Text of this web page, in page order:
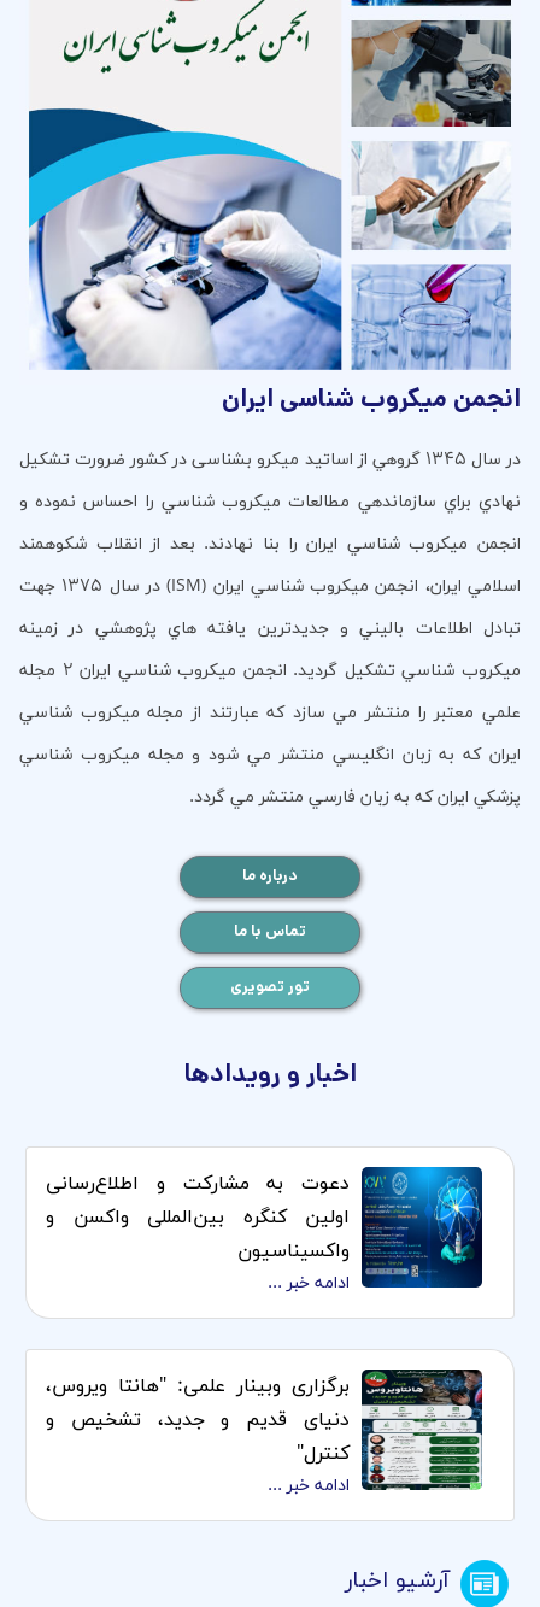
انجمن ميكروب شناسی ايران
در سال 1345 گروهي از اساتيد ميكرو بشناسی در كشور ضرورت تشكيل
نهادي براي سازماندهي مطالعات ميكروب شناسي را احساس نموده و
انجمن ميكروب شناسي ايران را بنا نهادند. بعد از انقلاب شكوهمند
اسلامي ايران، انجمن ميكروب شناسي ايران (ISM) در سال 1375 جهت
تبادل اطلاعات باليني و جديدترين يافته هاي پژوهشي در زمينه
ميكروب شناسي تشكيل گرديد. انجمن ميكروب شناسي ايران 2 مجله
علمي معتبر را منتشر مي سازد كه عبارتند از مجله ميكروب شناسي
ايران كه به زبان انگليسي منتشر مي شود و مجله ميكروب شناسي
پزشكي ايران كه به زبان فارسي منتشر مي گردد.
درباره ما
تماس با ما
تور تصویری
اخبار و رویدادها
دعوت به مشارکت و اطلاع‌رسانی
اولین کنگره بین‌المللی واکسن و
واکسیناسیون
ادامه خبر ...
برگزاری وبینار علمی: "هانتا ویروس،
دنیای قدیم و جدید، تشخیص و
کنترل"
ادامه خبر ...
آرشیو اخبار